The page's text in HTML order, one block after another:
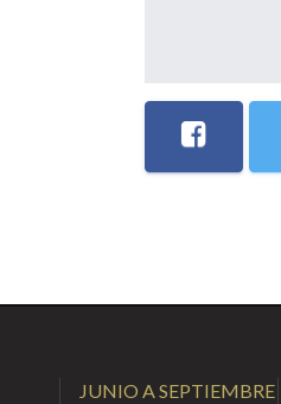
JUNIO A SEPTIEMBRE